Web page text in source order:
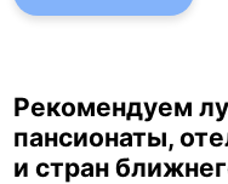
Рекомендуем
пансионаты,
и стран